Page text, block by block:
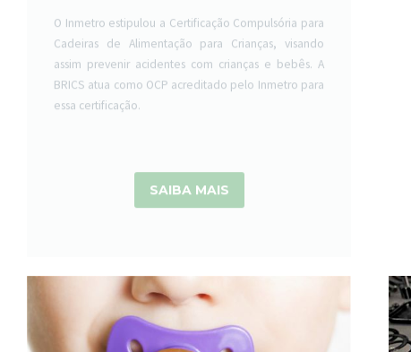
Cadeiras de Alimentação para Crianças, visando
assim prevenir acidentes com crianças e bebês. A
BRICS atua como OCP acreditado pelo Inmetro para
essa certificação.